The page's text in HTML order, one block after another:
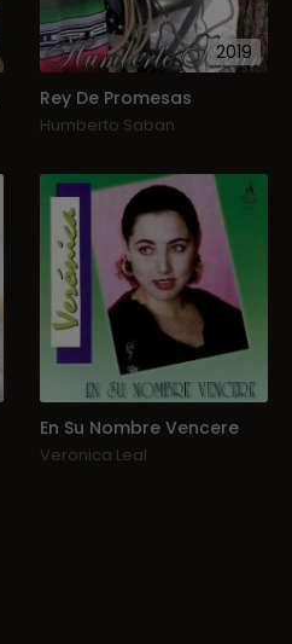
2019
Rey De Promesas
Humberto Saban
En Su Nombre Vencere
Veronica Leal